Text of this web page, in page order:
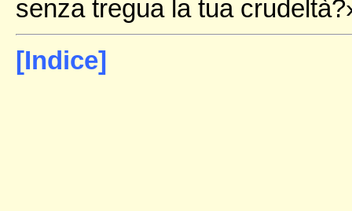
senza tregua la tua
[Indice]